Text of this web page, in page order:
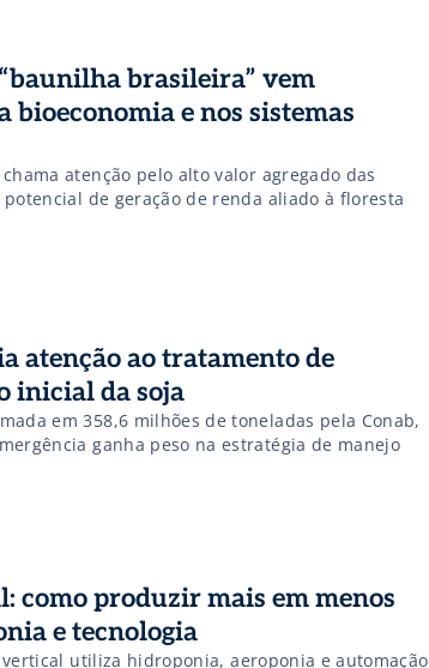
brasileira” vem
bioeconomia e nos sistemas
atenção pelo alto valor agregado das
de geração de renda aliado à floresta
atenção ao tratamento de
inicial da soja
em 358,6 milhões de toneladas pela Conab,
ganha peso na estratégia de manejo
produzir mais em menos
e tecnologia
utiliza hidroponia, aeroponia e automação